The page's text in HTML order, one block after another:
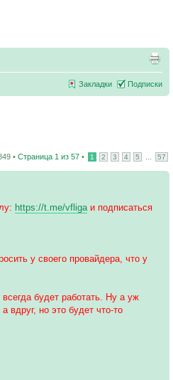
Закладки Подписки
• Страница 1 из 57 • 1 2 3 4 5 57
https://t.me/vfliga и подписаться
у своего провайдера, что у
всегда будет работать. Ну а уж
вдруг, но это будет что-то